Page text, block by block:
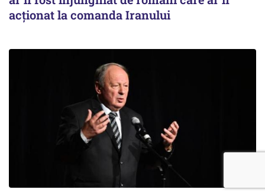
acționat la comanda Iranului